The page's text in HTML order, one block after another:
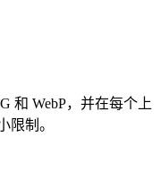
和 WebP，并在每个上
限制。